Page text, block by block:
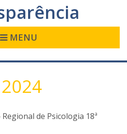
MENU
de Psicologia 18ª